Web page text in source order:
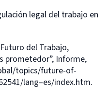
legal del trabajo en
del Trabajo,
prometedor”, Informe,
topics/future-of-
lang–es/index.htm.